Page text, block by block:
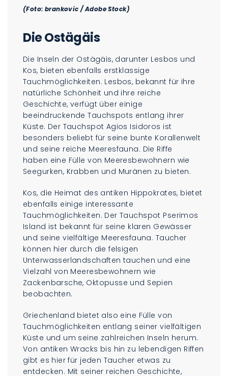
(Foto: brankovic / Adobe Stock)
Die Ostägäis
Die Inseln der Ostägäis, darunter Lesbos und
Kos, bieten ebenfalls erstklassige
Tauchmöglichkeiten. Lesbos, bekannt für ihre
natürliche Schönheit und ihre reiche
Geschichte, verfügt über einige
beeindruckende Tauchspots entlang ihrer
Küste. Der Tauchspot Agios Isidoros ist
besonders beliebt für seine bunte Korallenwelt
und seine reiche Meeresfauna. Die Riffe
haben eine Fülle von Meeresbewohnern wie
Seegurken, Krabben und Muränen zu bieten.
Kos, die Heimat des antiken Hippokrates, bietet
ebenfalls einige interessante
Tauchmöglichkeiten. Der Tauchspot Pserimos
Island ist bekannt für seine klaren Gewässer
und seine vielfältige Meeresfauna. Taucher
können hier durch die felsigen
Unterwasserlandschaften tauchen und eine
Vielzahl von Meeresbewohnern wie
Zackenbarsche, Oktopusse und Sepien
beobachten.
Griechenland bietet also eine Fülle von
Tauchmöglichkeiten entlang seiner vielfältigen
Küste und um seine zahlreichen Inseln herum.
Von antiken Wracks bis hin zu lebendigen Riffen
gibt es hier für jeden Taucher etwas zu
entdecken. Mit seiner reichen Geschichte,